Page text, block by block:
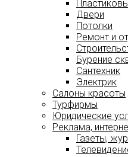
Двери
Потолки
Ремонт и
Бурение
Сантехник
Электрик
Салоны красоты
Турфирмы
Юридические
Реклама,
Газеты,